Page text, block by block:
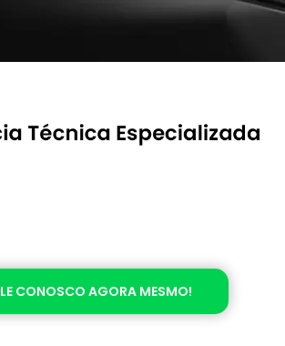
CONOSCO AGORA MESMO!